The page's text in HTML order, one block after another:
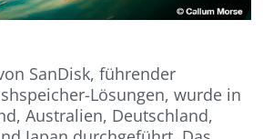
SanDisk, führender
Lösungen, wurde in
Australien, Deutschland,